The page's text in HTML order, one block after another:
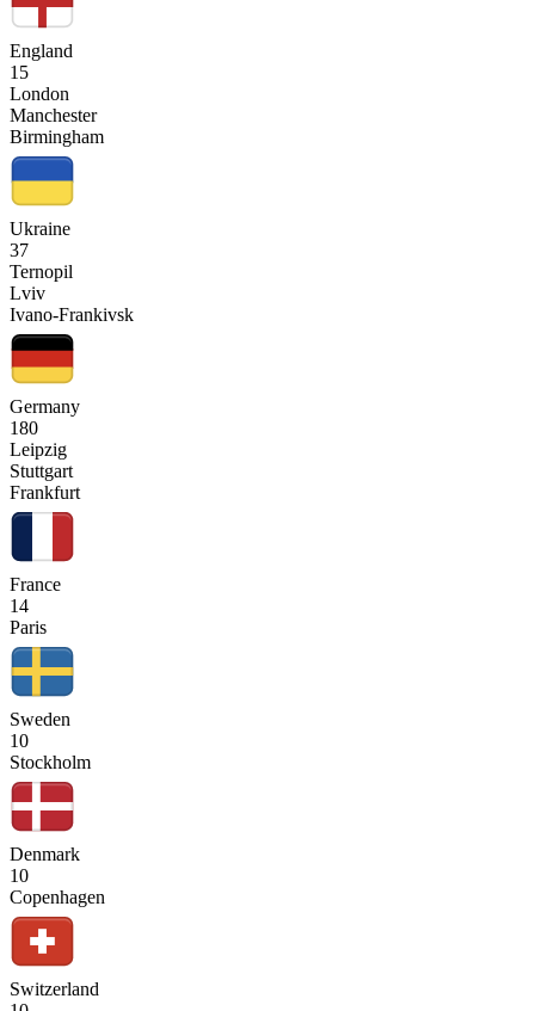
England
15
London
Manchester
Birmingham
Ukraine
37
Ternopil
Lviv
Ivano-Frankivsk
Germany
180
Leipzig
Stuttgart
Frankfurt
France
14
Paris
Sweden
10
Stockholm
Denmark
10
Copenhagen
Switzerland